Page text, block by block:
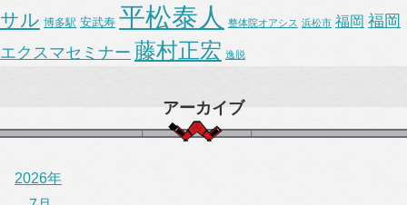
サル 博多駅 安武寿 平松泰人 整体院オアシス 浜松市 福岡 福岡
エクスマセミナー 藤村正宏 逸脱
アーカイブ
2026年